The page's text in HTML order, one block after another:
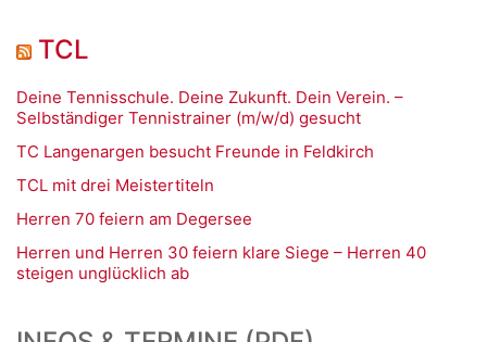
TCL
Deine Tennisschule. Deine Zukunft. Dein Verein. –
Selbständiger Tennistrainer (m/w/d) gesucht
TC Langenargen besucht Freunde in Feldkirch
TCL mit drei Meistertiteln
Herren 70 feiern am Degersee
Herren und Herren 30 feiern klare Siege – Herren 40
steigen unglücklich ab